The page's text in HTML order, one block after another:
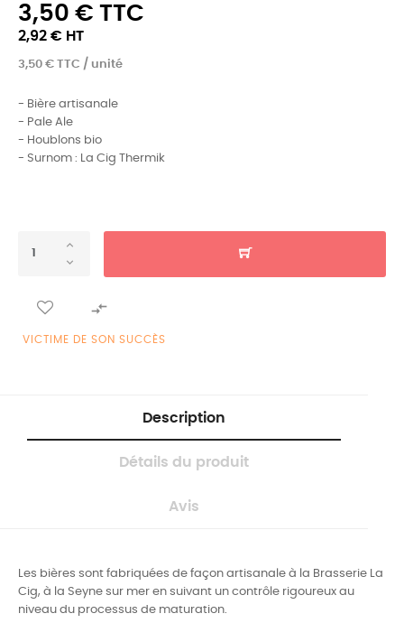
3,50 € TTC
2,92 € HT
3,50 € TTC / unité
- Bière artisanale
- Pale Ale
- Houblons bio
- Surnom : La Cig Thermik

VICTIME DE SON SUCCÈS
Description
Détails du produit
Avis
Les bières sont fabriquées de façon artisanale à la Brasserie La
Cig, à la Seyne sur mer en suivant un contrôle rigoureux au
niveau du processus de maturation.